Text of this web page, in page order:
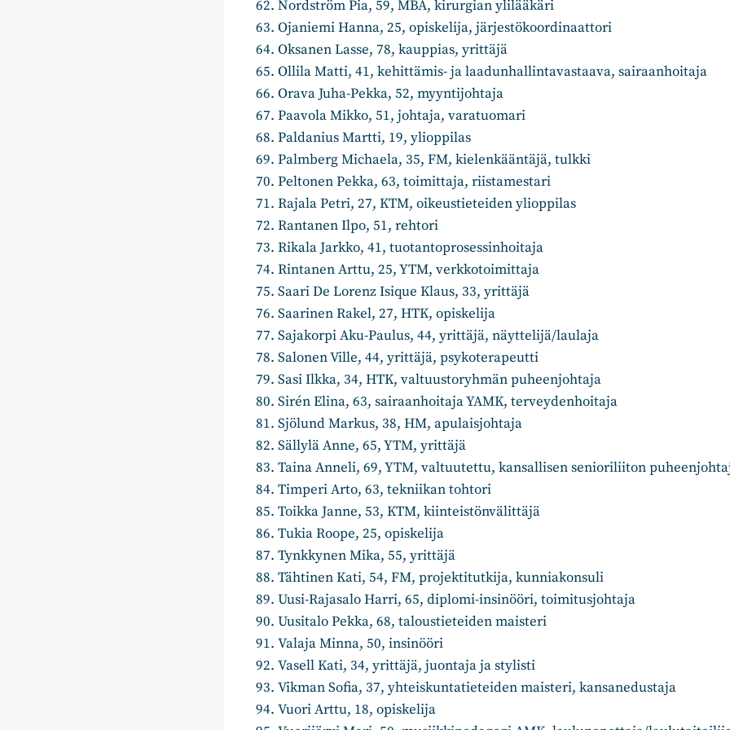
Nordström Pia, 59, MBA, kirurgian ylilääkäri
Ojaniemi Hanna, 25, opiskelija, järjestökoordinaattori
Oksanen Lasse, 78, kauppias, yrittäjä
Ollila Matti, 41, kehittämis- ja laadunhallintavastaava,
Orava Juha-Pekka, 52, myyntijohtaja
Paavola Mikko, 51, johtaja, varatuomari
Paldanius Martti, 19, ylioppilas
Palmberg Michaela, 35, FM, kielenkääntäjä, tulkki
Peltonen Pekka, 63, toimittaja, riistamestari
Rajala Petri, 27, KTM, oikeustieteiden ylioppilas
Rantanen Ilpo, 51, rehtori
Rikala Jarkko, 41, tuotantoprosessinhoitaja
Rintanen Arttu, 25, YTM, verkkotoimittaja
Saari De Lorenz Isique Klaus, 33, yrittäjä
Saarinen Rakel, 27, HTK, opiskelija
Sajakorpi Aku-Paulus, 44, yrittäjä, näyttelijä/laulaja
Salonen Ville, 44, yrittäjä, psykoterapeutti
Sasi Ilkka, 34, HTK, valtuustoryhmän puheenjohtaja
Sirén Elina, 63, sairaanhoitaja YAMK, terveydenhoitaja
Sjölund Markus, 38, HM, apulaisjohtaja
Sällylä Anne, 65, YTM, yrittäjä
Taina Anneli, 69, YTM, valtuutettu, kansallisen senioriliiton
Timperi Arto, 63, tekniikan tohtori
Toikka Janne, 53, KTM, kiinteistönvälittäjä
Tukia Roope, 25, opiskelija
Tynkkynen Mika, 55, yrittäjä
Tähtinen Kati, 54, FM, projektitutkija, kunniakonsuli
Uusi-Rajasalo Harri, 65, diplomi-insinööri, toimitusjohtaja
Uusitalo Pekka, 68, taloustieteiden maisteri
Valaja Minna, 50, insinööri
Vasell Kati, 34, yrittäjä, juontaja ja stylisti
Vikman Sofia, 37, yhteiskuntatieteiden maisteri, kansanedustaja
Vuori Arttu, 18, opiskelija